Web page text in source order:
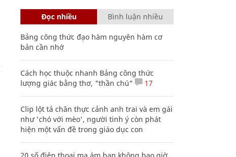
Đọc nhiều Bình luận nhiều
Bảng công thức đạo hàm nguyên hàm cơ
bản cần nhớ
Cách học thuộc nhanh Bảng công thức
lượng giác bằng thơ, "thần chú"
17
Clip lột tả chân thực cảnh anh trai và em gái
như 'chó với mèo', người tinh ý còn phát
hiện một vấn đề trong giáo dục con